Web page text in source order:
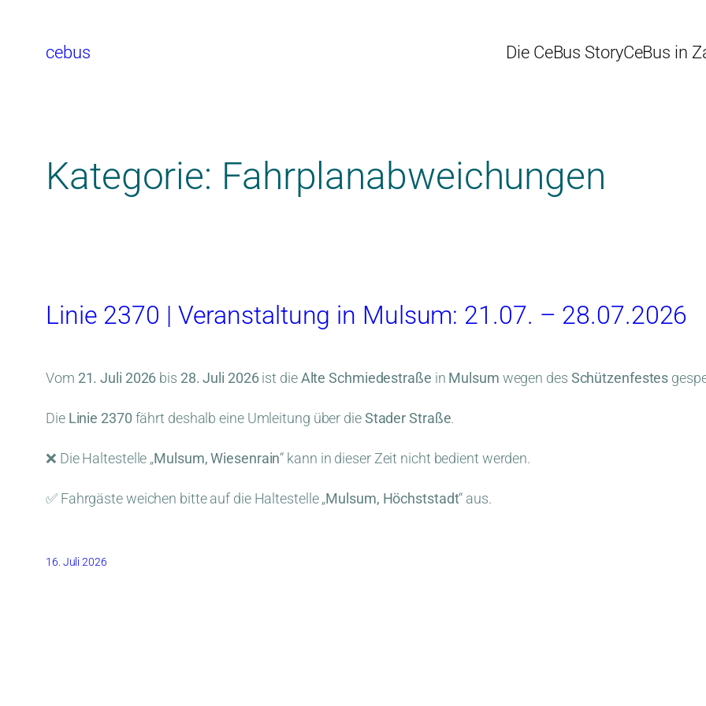
cebus Die CeBus StoryCeBus in
Kategorie: Fahrplanabweichungen
Linie 2370 | Veranstaltung in Mulsum: 21.07. – 28.07.2026
Vom 21. Juli 2026 bis 28. Juli 2026ist dieAlte Schmiedestraße in Mulsum wegen des Schützenfestes
Die Linie 2370 fährt deshalb eine Umleitung über dieStader Straße.
❌ Die Haltestelle „Mulsum, Wiesenrain“ kann in dieser Zeit nicht bedient werden.
✅ Fahrgäste weichen bitte auf die Haltestelle „Mulsum, Höchststadt“ aus.
16. Juli 2026